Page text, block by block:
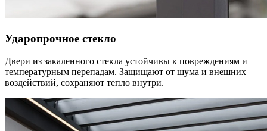
Ударопрочное стекло
Двери из закаленного стекла устойчивы к повреждениям и
температурным перепадам. Защищают от шума и внешних
воздействий, сохраняют тепло внутри.